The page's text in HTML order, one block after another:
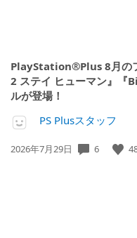
PlayStation®Plus 8月の
2 ステイ ヒューマン』『
ルが登場！
PS Plusスタッフ
公
2026年7月29日 6